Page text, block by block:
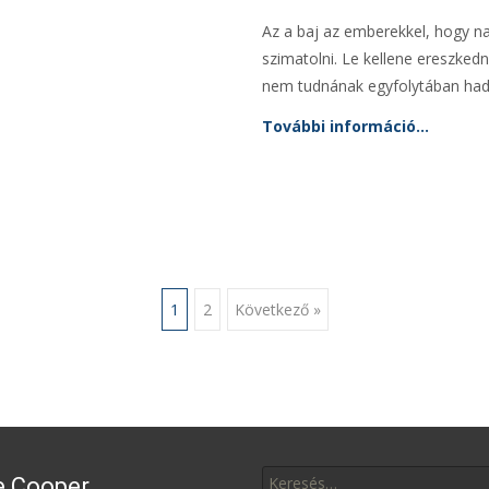
Az a baj az emberekkel, hogy
szimatolni. Le kellene
nem tudnának egyfolytában
További információ…
1 2 Következő »